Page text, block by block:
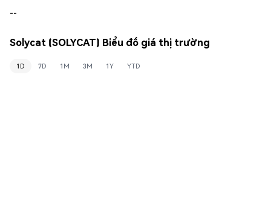
--
Solycat (SOLYCAT) Biểu đồ giá thị trường
1D 7D 1M 3M 1Y YTD